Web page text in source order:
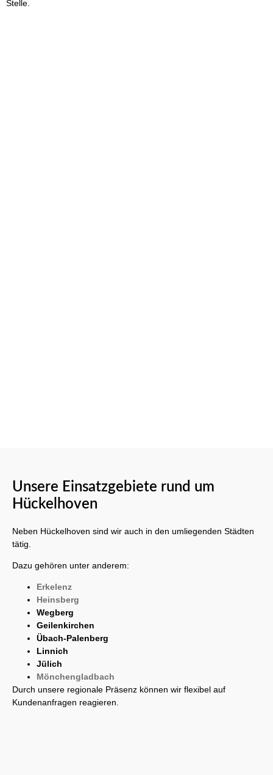
Stelle.
Unsere Einsatzgebiete rund um
Hückelhoven
Neben Hückelhoven sind wir auch in den umliegenden Städten
tätig.
Dazu gehören unter anderem:
Erkelenz
Heinsberg
Wegberg
Geilenkirchen
Übach-Palenberg
Linnich
Jülich
Mönchengladbach
Durch unsere regionale Präsenz können wir flexibel auf
Kundenanfragen reagieren.